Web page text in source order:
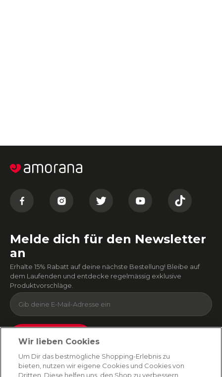
Melde dich für den Newsletter
an
Erhalte 15% Rabatt auf deine nächste Bestellung! Bleibe auf
dem Laufenden und entdecke regelmässig exklusive
Produktvorschläge.
Absenden
Du kannst dich jederzeit von unserem Newsletter abmelden. Indem du fortfährst, stimmst
du unseren E-Mail-Bedingungenund Datenschutzbestimmungen zu
Wir lieben Cookies
Um Dir das bestmögliche Shopping-Erlebnis zu
bieten, nutzen wir eigene Cookies und Cookies von
Dritten. Diese helfen uns, den Shop zu verbessern